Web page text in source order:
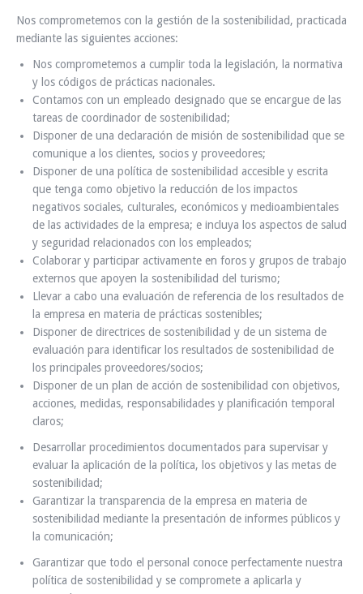
Nos comprometemos con la gestión de la sostenibilidad, practicada
mediante las siguientes acciones:
Nos comprometemos a cumplir toda la legislación, la normativa
y los códigos de prácticas nacionales.
Contamos con un empleado designado que se encargue de las
tareas de coordinador de sostenibilidad;
Disponer de una declaración de misión de sostenibilidad que se
comunique a los clientes, socios y proveedores;
Disponer de una política de sostenibilidad accesible y escrita
que tenga como objetivo la reducción de los impactos
negativos sociales, culturales, económicos y medioambientales
de las actividades de la empresa; e incluya los aspectos de salud
y seguridad relacionados con los empleados;
Colaborar y participar activamente en foros y grupos de trabajo
externos que apoyen la sostenibilidad del turismo;
Llevar a cabo una evaluación de referencia de los resultados de
la empresa en materia de prácticas sostenibles;
Disponer de directrices de sostenibilidad y de un sistema de
evaluación para identificar los resultados de sostenibilidad de
los principales proveedores/socios;
Disponer de un plan de acción de sostenibilidad con objetivos,
acciones, medidas, responsabilidades y planificación temporal
claros;
Desarrollar procedimientos documentados para supervisar y
evaluar la aplicación de la política, los objetivos y las metas de
sostenibilidad;
Garantizar la transparencia de la empresa en materia de
sostenibilidad mediante la presentación de informes públicos y
la comunicación;
Garantizar que todo el personal conoce perfectamente nuestra
política de sostenibilidad y se compromete a aplicarla y